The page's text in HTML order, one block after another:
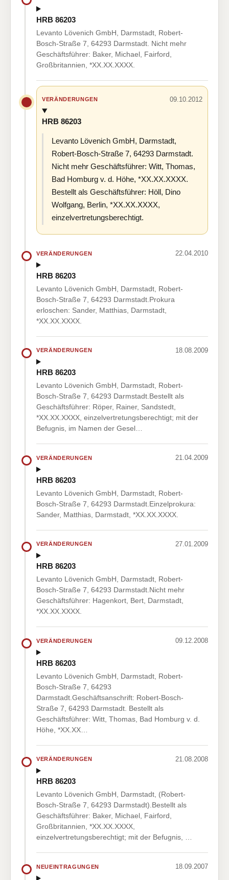
HRB 86203
Levanto Lövenich GmbH, Darmstadt, Robert-
Bosch-Straße 7, 64293 Darmstadt. Nicht mehr
Geschäftsführer: Baker, Michael, Fairford,
Großbritannien, *XX.XX.XXXX.
VERÄNDERUNGEN 09.10.2012
HRB 86203
Levanto Lövenich GmbH, Darmstadt,
Robert-Bosch-Straße 7, 64293 Darmstadt.
Nicht mehr Geschäftsführer: Witt, Thomas,
Bad Homburg v. d. Höhe, *XX.XX.XXXX.
Bestellt als Geschäftsführer: Höll, Dino
Wolfgang, Berlin, *XX.XX.XXXX,
einzelvertretungsberechtigt.
VERÄNDERUNGEN 22.04.2010
HRB 86203
Levanto Lövenich GmbH, Darmstadt, Robert-
Bosch-Straße 7, 64293 Darmstadt.Prokura
erloschen: Sander, Matthias, Darmstadt,
*XX.XX.XXXX.
VERÄNDERUNGEN 18.08.2009
HRB 86203
Levanto Lövenich GmbH, Darmstadt, Robert-
Bosch-Straße 7, 64293 Darmstadt.Bestellt als
Geschäftsführer: Röper, Rainer, Sandstedt,
*XX.XX.XXXX, einzelvertretungsberechtigt; mit der
Befugnis, im Namen der Gesel…
VERÄNDERUNGEN 21.04.2009
HRB 86203
Levanto Lövenich GmbH, Darmstadt, Robert-
Bosch-Straße 7, 64293 Darmstadt.Einzelprokura:
Sander, Matthias, Darmstadt, *XX.XX.XXXX.
VERÄNDERUNGEN 27.01.2009
HRB 86203
Levanto Lövenich GmbH, Darmstadt, Robert-
Bosch-Straße 7, 64293 Darmstadt.Nicht mehr
Geschäftsführer: Hagenkort, Bert, Darmstadt,
*XX.XX.XXXX.
VERÄNDERUNGEN 09.12.2008
HRB 86203
Levanto Lövenich GmbH, Darmstadt, Robert-
Bosch-Straße 7, 64293
Darmstadt.Geschäftsanschrift: Robert-Bosch-
Straße 7, 64293 Darmstadt. Bestellt als
Geschäftsführer: Witt, Thomas, Bad Homburg v. d.
Höhe, *XX.XX…
VERÄNDERUNGEN 21.08.2008
HRB 86203
Levanto Lövenich GmbH, Darmstadt, (Robert-
Bosch-Straße 7, 64293 Darmstadt).Bestellt als
Geschäftsführer: Baker, Michael, Fairford,
Großbritannien, *XX.XX.XXXX,
einzelvertretungsberechtigt; mit der Befugnis, …
NEUEINTRAGUNGEN 18.09.2007